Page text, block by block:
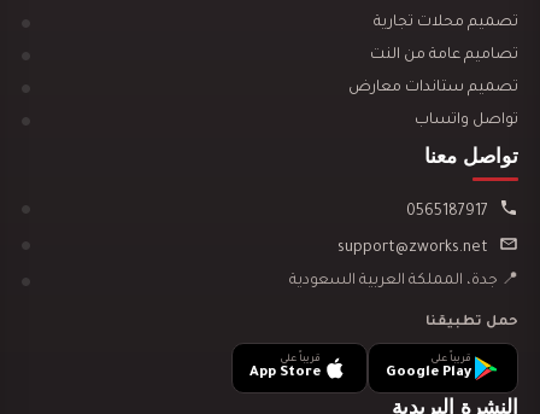
تصميم مطعم بخاري سحابي
تصميم ديكور سوبرماركت روعة
تصميم محلات تجارية
تصاميم عامة من النت
تصميم ستاندات معارض
تواصل واتساب
تواصل معنا
📍 جدة، المملكة العربية السعودية
حمل تطبيقنا
قريباً على
Google Play
قريباً على
App Store
النشرة البريدية